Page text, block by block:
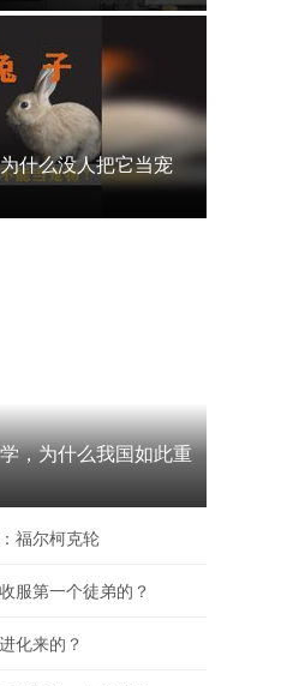
30
小姑娘千里寻父谁料遇到父
战友泪目了
什么没人把它当宠
，为什么我国如此重
福尔柯克轮
服第一个徒弟的？
化来的？